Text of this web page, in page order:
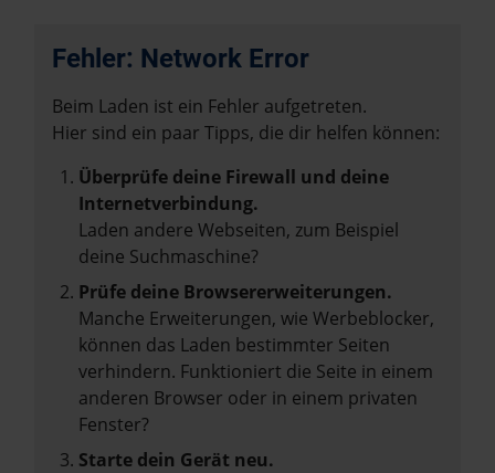
Fehler: Network Error
Beim Laden ist ein Fehler aufgetreten.
Hier sind ein paar Tipps, die dir helfen können:
Überprüfe deine Firewall und deine
Internetverbindung.
Laden andere Webseiten, zum Beispiel
deine Suchmaschine?
Prüfe deine Browsererweiterungen.
Manche Erweiterungen, wie Werbeblocker,
können das Laden bestimmter Seiten
verhindern. Funktioniert die Seite in einem
anderen Browser oder in einem privaten
Fenster?
Starte dein Gerät neu.